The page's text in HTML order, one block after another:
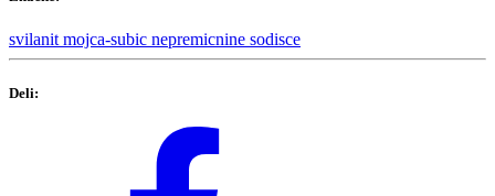
svilanit mojca-subic nepremicnine sodisce
Deli: